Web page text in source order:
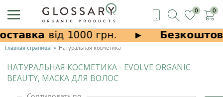
0 0
Главная страница Натуральная косметика
НАТУРАЛЬНАЯ КОСМЕТИКА - EVOLVE ORGANIC
BEAUTY, МАСКА ДЛЯ ВОЛОС